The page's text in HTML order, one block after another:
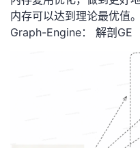
证
实
验
的
收
议
内存可以达到理论最优值。
Graph-Engine： 解剖GE